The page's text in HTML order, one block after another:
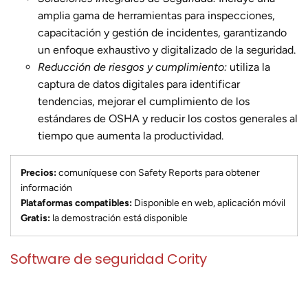
amplia gama de herramientas para inspecciones,
capacitación y gestión de incidentes, garantizando
un enfoque exhaustivo y digitalizado de la seguridad.
Reducción de riesgos y cumplimiento: utiliza la
captura de datos digitales para identificar
tendencias, mejorar el cumplimiento de los
estándares de OSHA y reducir los costos generales al
tiempo que aumenta la productividad.
Precios:comuníquese con Safety Reports para obtener
información
Plataformas compatibles: Disponible en web, aplicación móvil
Gratis: la demostración está disponible
Software de seguridad Cority